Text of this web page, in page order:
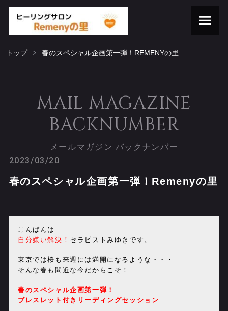
トップ 春のスペシャル企画第一弾！REMENYの里
MAIL MAGAZINE
BACKNUMBER
メールマガジン バックナンバー
2023/03/20
春のスペシャル企画第一弾！Remenyの里
こんばんは
自分嫌い解決！ セラピストみゆきです。
東京では桜も来週には満開になるような・・・
そんな春も間近な今だからこそ！
春のスペシャル企画第一弾！
ブレスレット付きリーディングセッション